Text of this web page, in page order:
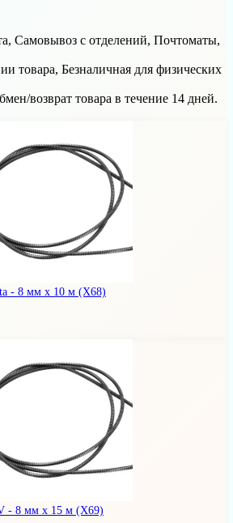
Самовывоз с отделений, Почтоматы,
товара, Безналичная для физических
возврат товара в течение 14 дней.
- 8 мм x 10 м (Х68)
- 8 мм x 15 м (Х69)